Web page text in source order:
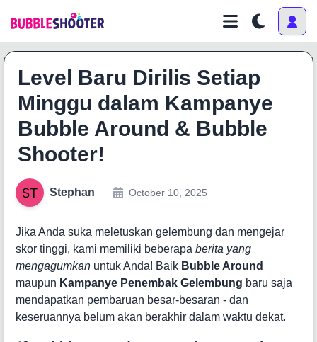
Level Baru Dirilis Setiap
Minggu dalam Kampanye
Bubble Around & Bubble
Shooter!
Stephan October 10, 2025
Jika Anda suka meletuskan gelembung dan mengejar
skor tinggi, kami memiliki beberapa berita yang
mengagumkan untuk Anda! Baik Bubble Around
maupun Kampanye Penembak Gelembung baru saja
mendapatkan pembaruan besar-besaran - dan
keseruannya belum akan berakhir dalam waktu dekat.